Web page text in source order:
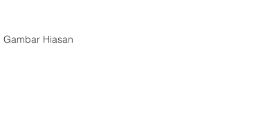
Gambar Hiasan